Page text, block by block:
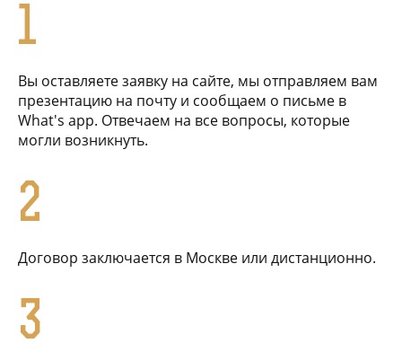
1
Вы оставляете заявку на сайте, мы отправляем вам
презентацию на почту и сообщаем о письме в
What's app. Отвечаем на все вопросы, которые
могли возникнуть.
2
Договор заключается в Москве или дистанционно.
3